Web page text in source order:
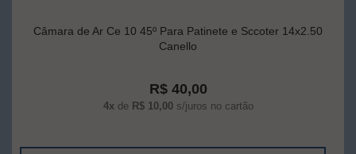
Câmara de Ar Ce 10 45º Para Patinete e Sccoter 14x2.50
Canello
R$ 40,00
4xde R$ 10,00s/juros no cartão